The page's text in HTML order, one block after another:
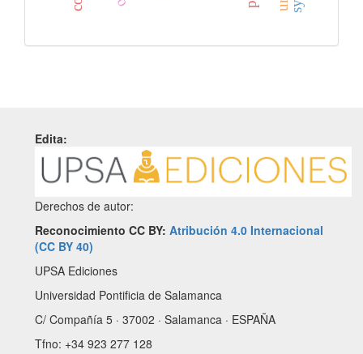
Edita:
Derechos de autor:
Reconocimiento CC BY: Atribución 4.0 Internacional
(CC BY 40)
UPSA Ediciones
Universidad Pontificia de Salamanca
C/ Compañía 5 · 37002 · Salamanca · ESPAÑA
Tfno: +34 923 277 128